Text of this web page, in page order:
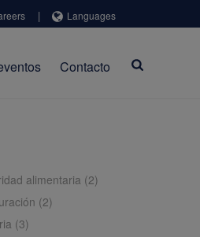
| Languages
Contacto
alimentaria (2)
(2)
(3)